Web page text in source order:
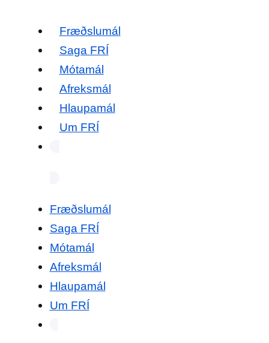
Fræðslumál
Saga FRÍ
Mótamál
Afreksmál
Hlaupamál
Um FRÍ
Fræðslumál
Saga FRÍ
Mótamál
Afreksmál
Hlaupamál
Um FRÍ